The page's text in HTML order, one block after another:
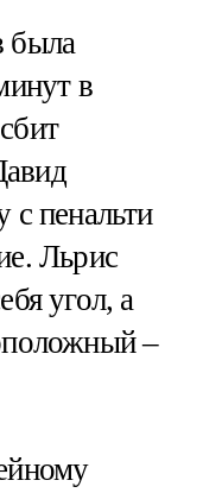
была
в
с пенальти
Льрис
угол, а
–